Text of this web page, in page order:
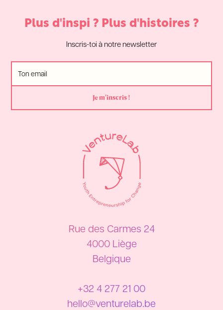
Plus d'inspi ? Plus d'histoires ?
Inscris-toi à notre newsletter
Rue des Carmes 24
4000 Liège
Belgique
+32 4 277 21 00
hello@venturelab.be